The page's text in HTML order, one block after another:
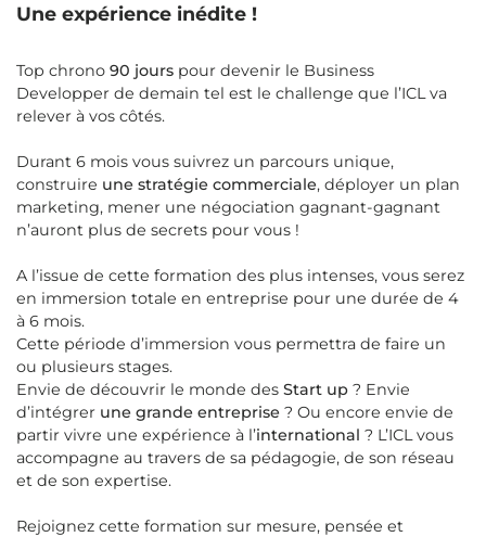
Une expérience inédite !
Top chrono 90 jours pour devenir le Business
Developper de demain tel est le challenge que l’ICL va
relever à vos côtés.
Durant 6 mois vous suivrez un parcours unique,
construire une stratégie commerciale, déployer un plan
marketing, mener une négociation gagnant-gagnant
n’auront plus de secrets pour vous !
A l’issue de cette formation des plus intenses, vous serez
en immersion totale en entreprise pour une durée de 4
à 6 mois.
Cette période d’immersion vous permettra de faire un
ou plusieurs stages.
Envie de découvrir le monde des Start up ? Envie
d’intégrer une grande entreprise ? Ou encore envie de
partir vivre une expérience à l’international ? L’ICL vous
accompagne au travers de sa pédagogie, de son réseau
et de son expertise.
Rejoignez cette formation sur mesure, pensée et